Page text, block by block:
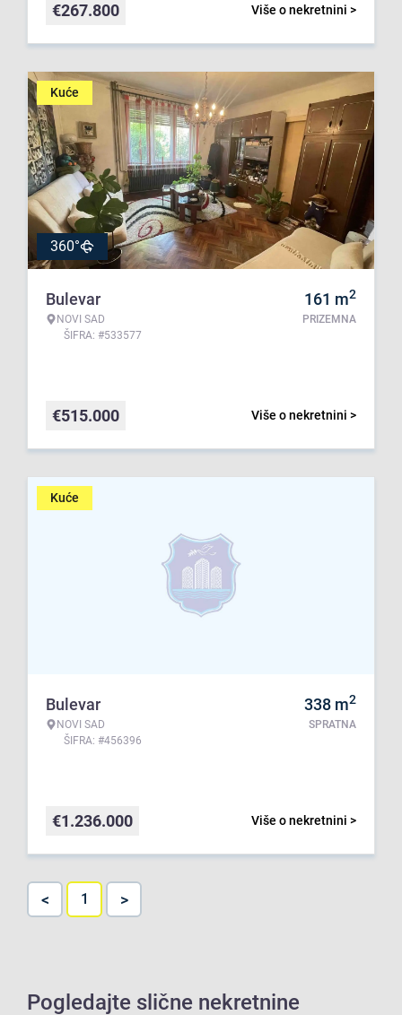
Više o nekretnini >
€267.800
Kuće
360°
Bulevar
NOVI SAD
ŠIFRA: #533577
161 m2
PRIZEMNA
Više o nekretnini >
€515.000
Kuće
Bulevar
NOVI SAD
ŠIFRA: #456396
338 m2
SPRATNA
Više o nekretnini >
€1.236.000
< 1 >
Pogledajte slične nekretnine